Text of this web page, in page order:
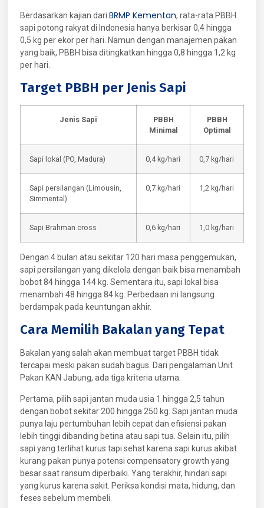
Berdasarkan kajian dari BRMP Kementan, rata-rata PBBH
sapi potong rakyat di Indonesia hanya berkisar 0,4 hingga
0,5 kg per ekor per hari. Namun dengan manajemen pakan
yang baik, PBBH bisa ditingkatkan hingga 0,8 hingga 1,2 kg
per hari.
Target PBBH per Jenis Sapi
Jenis Sapi
PBBH
Minimal
PBBH
Optimal
Sapi lokal (PO, Madura) 0,4 kg/hari 0,7 kg/hari
Sapi persilangan (Limousin,
Simmental)
0,7 kg/hari 1,2 kg/hari
Sapi Brahman cross 0,6 kg/hari 1,0 kg/hari
Dengan 4 bulan atau sekitar 120 hari masa penggemukan,
sapi persilangan yang dikelola dengan baik bisa menambah
bobot 84 hingga 144 kg. Sementara itu, sapi lokal bisa
menambah 48 hingga 84 kg. Perbedaan ini langsung
berdampak pada keuntungan akhir.
Cara Memilih Bakalan yang Tepat
Bakalan yang salah akan membuat target PBBH tidak
tercapai meski pakan sudah bagus. Dari pengalaman Unit
Pakan KAN Jabung, ada tiga kriteria utama.
Pertama, pilih sapi jantan muda usia 1 hingga 2,5 tahun
dengan bobot sekitar 200 hingga 250 kg. Sapi jantan muda
punya laju pertumbuhan lebih cepat dan efisiensi pakan
lebih tinggi dibanding betina atau sapi tua. Selain itu, pilih
sapi yang terlihat kurus tapi sehat karena sapi kurus akibat
kurang pakan punya potensi compensatory growth yang
besar saat ransum diperbaiki. Yang terakhir, hindari sapi
yang kurus karena sakit. Periksa kondisi mata, hidung, dan
feses sebelum membeli.